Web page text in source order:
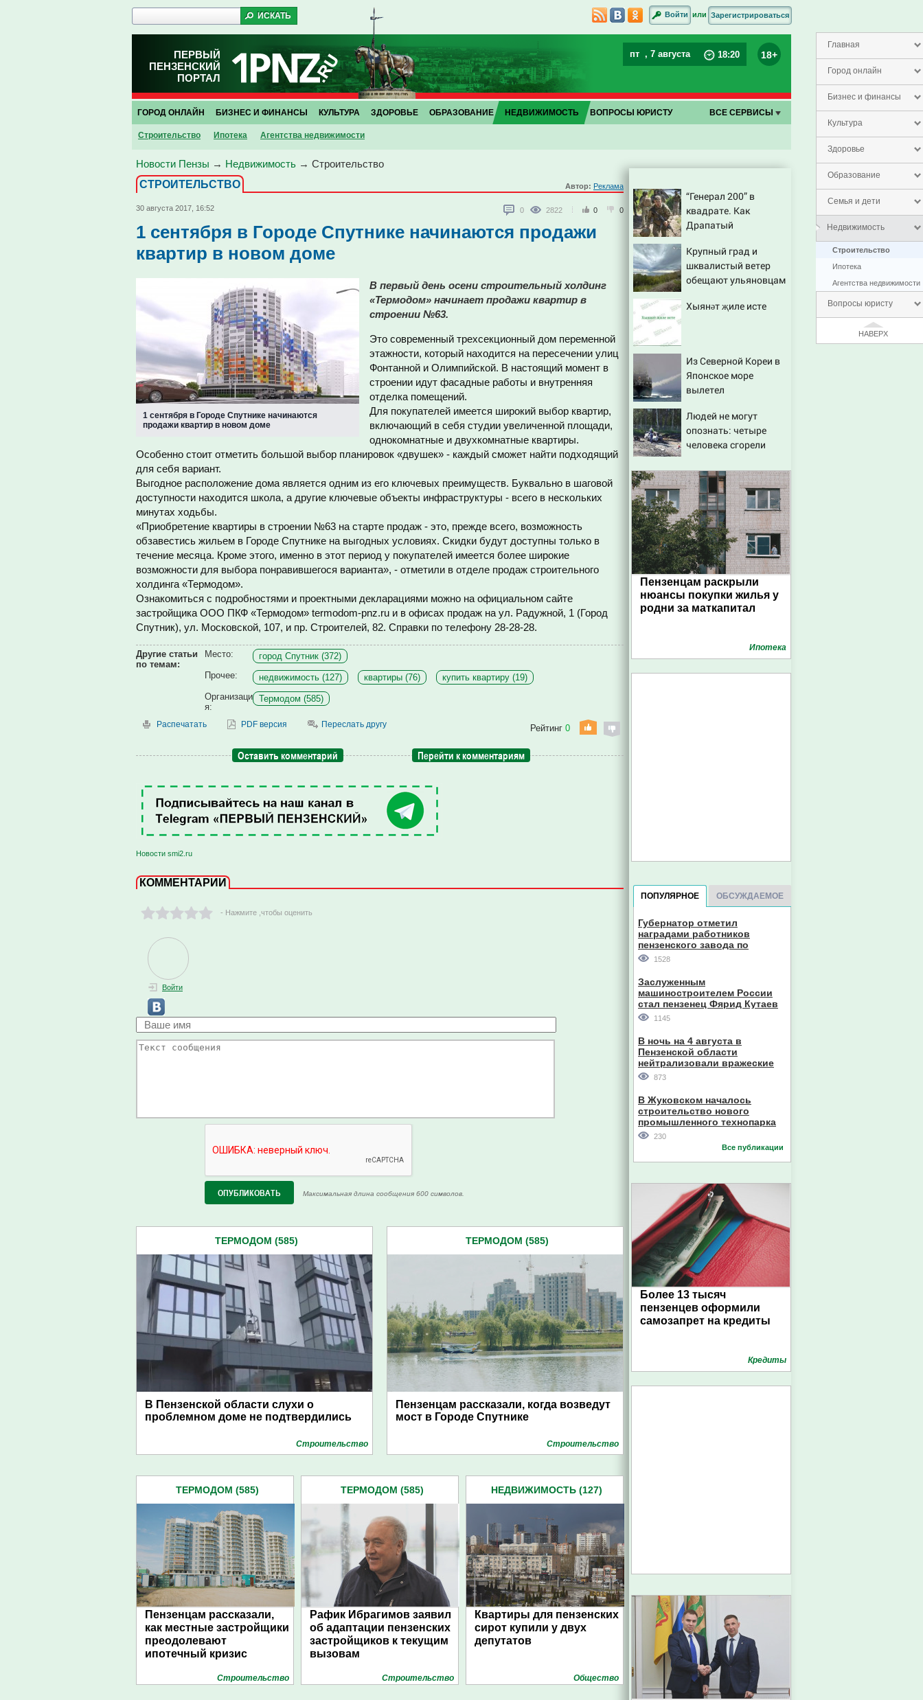
Главная
Город онлайн
Бизнес и финансы
Культура
Здоровье
Образование
Семья и дети
Недвижимость
Строительство
Ипотека
Агентства недвижимости
Вопросы юристу
НАВЕРХ
Войти или Зарегистрироваться
ПЕРВЫЙ
ПЕНЗЕНСКИЙ
ПОРТАЛ
пт , 7 августа 18:20 18+
ГОРОД ОНЛАЙН БИЗНЕС И ФИНАНСЫ КУЛЬТУРА ЗДОРОВЬЕ ОБРАЗОВАНИЕ НЕДВИЖИМОСТЬ
Строительство Ипотека Агентства недвижимости
ВОПРОСЫ ЮРИСТУ ВСЕ СЕРВИСЫ
Новости Пензы → Недвижимость → Строительство
СТРОИТЕЛЬСТВО
Автор: Реклама
30 августа 2017, 16:52 0 2822 0 0
1 сентября в Городе Спутнике начинаются продажи
квартир в новом доме
1 сентября в Городе Спутнике начинаются
продажи квартир в новом доме
В первый день осени строительный холдинг
«Термодом» начинает продажи квартир в
строении №63.
Это современный трехсекционный дом переменной
этажности, который находится на пересечении улиц
Фонтанной и Олимпийской. В настоящий момент в
строении идут фасадные работы и внутренняя
отделка помещений.
Для покупателей имеется широкий выбор квартир,
включающий в себя студии увеличенной площади,
однокомнатные и двухкомнатные квартиры.
Особенно стоит отметить большой выбор планировок «двушек» - каждый сможет найти подходящий
для себя вариант.
Выгодное расположение дома является одним из его ключевых преимуществ. Буквально в шаговой
доступности находится школа, а другие ключевые объекты инфраструктуры - всего в нескольких
минутах ходьбы.
«Приобретение квартиры в строении №63 на старте продаж - это, прежде всего, возможность
обзавестись жильем в Городе Спутнике на выгодных условиях. Скидки будут доступны только в
течение месяца. Кроме этого, именно в этот период у покупателей имеется более широкие
возможности для выбора понравившегося варианта», - отметили в отделе продаж строительного
холдинга «Термодом».
Ознакомиться с подробностями и проектными декларациями можно на официальном сайте
застройщика ООО ПКФ «Термодом» termodom-pnz.ru и в офисах продаж на ул. Радужной, 1 (Город
Спутник), ул. Московской, 107, и пр. Строителей, 82. Справки по телефону 28-28-28.
Другие статьи
по темам:
Место:
город Спутник (372)
Прочее:
недвижимость (127) квартиры (76)
купить квартиру (19)
Организаци
я:
Термодом (585)
Распечатать PDF версия Переслать другу Рейтинг 0
Оставить комментарий Перейти к комментариям
Новости smi2.ru
КОММЕНТАРИИ
- Нажмите ,чтобы оценить
Войти
Максимальная длина сообщения 600 символов.
ТЕРМОДОМ (585)
В Пензенской области слухи о
проблемном доме не подтвердились
Строительство
ТЕРМОДОМ (585)
Пензенцам рассказали, когда возведут
мост в Городе Спутнике
Строительство
ТЕРМОДОМ (585)
Пензенцам рассказали,
как местные застройщики
преодолевают
ипотечный кризис
Строительство
ТЕРМОДОМ (585)
Рафик Ибрагимов заявил
об адаптации пензенских
застройщиков к текущим
вызовам
Строительство
НЕДВИЖИМОСТЬ (127)
Квартиры для пензенских
сирот купили у двух
депутатов
Общество
“Генерал 200” в
квадрате. Как
Драпатый
Крупный град и
шквалистый ветер
обещают ульяновцам
Хыянәт җиле исте
Из Северной Кореи в
Японское море
вылетел
Людей не могут
опознать: четыре
человека сгорели
ДТП на трассе
07/08/2026 – Новости
Пензенцам раскрыли
нюансы покупки жилья у
родни за маткапитал
Ипотека
ПОПУЛЯРНОЕ ОБСУЖДАЕМОЕ
Губернатор отметил
наградами работников
пензенского завода по
производству станков
1528
Заслуженным
машиностроителем России
стал пензенец Фярид Кутаев
1145
В ночь на 4 августа в
Пензенской области
нейтрализовали вражеские
дроны
873
В Жуковском началось
строительство нового
промышленного технопарка
230
Все публикации
Более 13 тысяч
пензенцев оформили
самозапрет на кредиты
Кредиты